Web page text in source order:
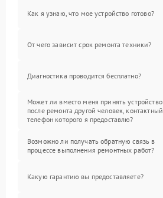
Как я узнаю, что мое устройство готово?
От чего зависит срок ремонта техники?
Диагностика проводится бесплатно?
Может ли вместо меня принять устройство
после ремонта другой человек, контактный
телефон которого я предоставлю?
Возможно ли получать обратную связь в
процессе выполнения ремонтных работ?
Какую гарантию вы предоставляете?